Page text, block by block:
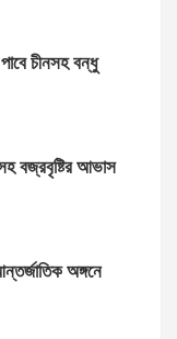
চীনসহ বন্ধু
বজ্রবৃষ্টির আভাস
অঙ্গনে